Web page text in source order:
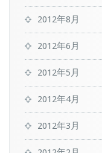
2012年8月
2012年6月
2012年5月
2012年4月
2012年3月